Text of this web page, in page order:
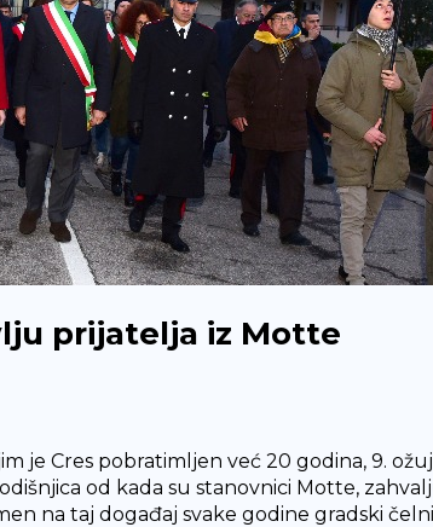
prijatelja iz Motte
je Cres pobratimljen već 20 godina, 9.
od kada su stanovnici Motte,
na taj događaj svake godine gradski